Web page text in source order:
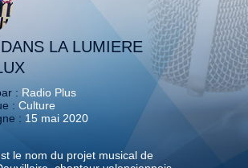
LA LUMIERE
: Radio Plus
: Culture
: 15 mai 2020
le nom du projet musical de